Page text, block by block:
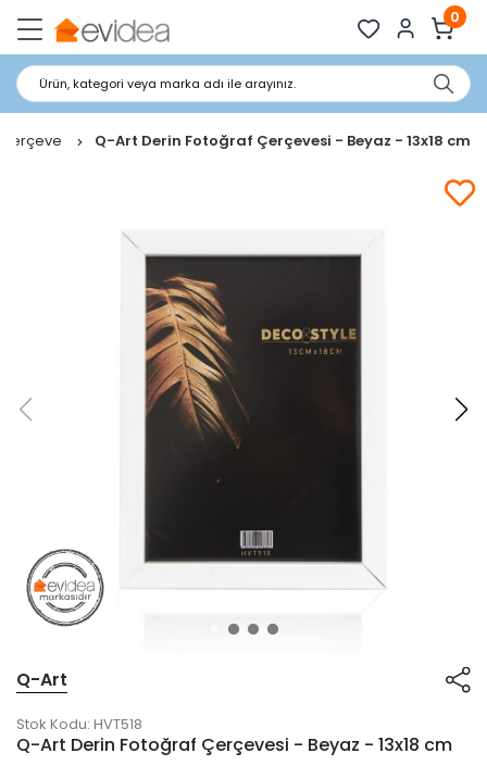
0
Ürün, kategori veya marka adı ile arayınız.
Çerçeve Q-Art Derin Fotoğraf Çerçevesi - Beyaz - 13x18 cm
Q-Art
Stok Kodu: HVT518
Q-Art Derin Fotoğraf Çerçevesi - Beyaz - 13x18 cm